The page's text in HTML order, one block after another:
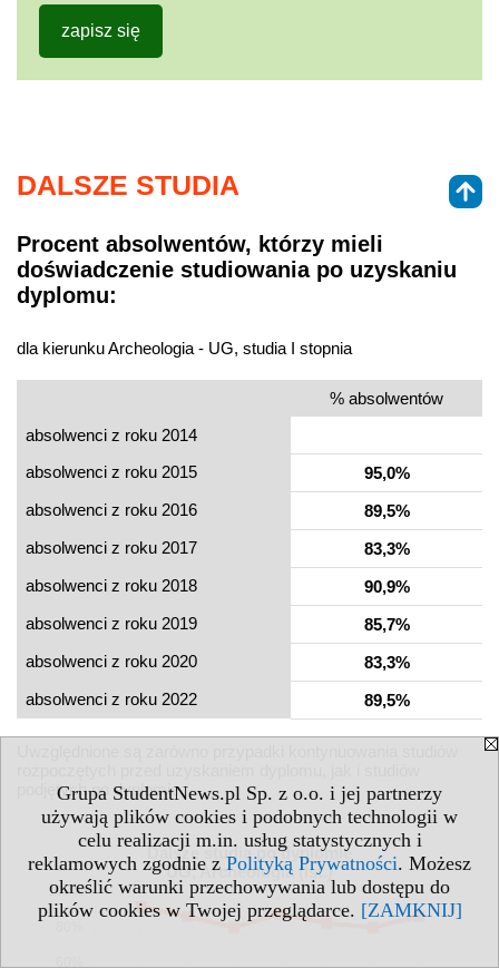
Grupa StudentNews.pl Sp. z o.o. i jej partnerzy
używają plików cookies i podobnych technologii w
celu realizacji m.in. usług statystycznych i
reklamowych zgodnie z Polityką Prywatności. Możesz
określić warunki przechowywania lub dostępu do
plików cookies w Twojej przeglądarce. [ZAMKNIJ]
zapisz się
DALSZE STUDIA
Procent absolwentów, którzy mieli
doświadczenie studiowania po uzyskaniu
dyplomu:
dla kierunku Archeologia - UG, studia I stopnia
% absolwentów
absolwenci z roku 2014
absolwenci z roku 2015
95,0%
absolwenci z roku 2016
89,5%
absolwenci z roku 2017
83,3%
absolwenci z roku 2018
90,9%
absolwenci z roku 2019
85,7%
absolwenci z roku 2020
83,3%
absolwenci z roku 2022
89,5%
podjętych po dyplomie.
Dalsze studia po dyplomie
UG, Archeologia (Ist.)
100%